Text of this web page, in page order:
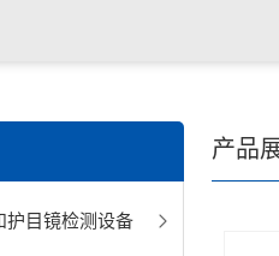
度测量仪，角膜接触镜折光仪，角
体疲劳试验仪等
护目镜检测设备
产品